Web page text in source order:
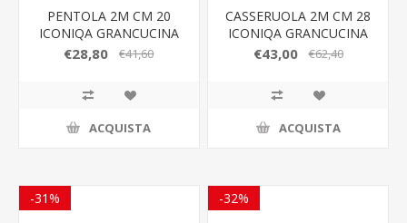
PENTOLA 2M CM 20
ICONIQA GRANCUCINA
€28,80 €41,60
ACQUISTA
CASSERUOLA 2M CM 28
ICONIQA GRANCUCINA
€43,00 €62,40
ACQUISTA
-31% -32%